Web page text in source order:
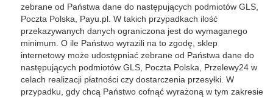
zebrane od Państwa dane do następujących podmiotów GLS,
Poczta Polska, Payu.pl. W takich przypadkach ilość
przekazywanych danych ograniczona jest do wymaganego
minimum. O ile Państwo wyrazili na to zgodę, sklep
internetowy może udostępniać zebrane od Państwa dane do
następujących podmiotów GLS, Poczta Polska, Przelewy24 w
celach realizacji płatności czy dostarczenia przesyłki. W
przypadku, gdy chcą Państwo cofnąć wyrażoną w tym zakresie